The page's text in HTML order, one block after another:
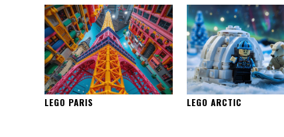
LEGO PARIS LEGO ARCTIC